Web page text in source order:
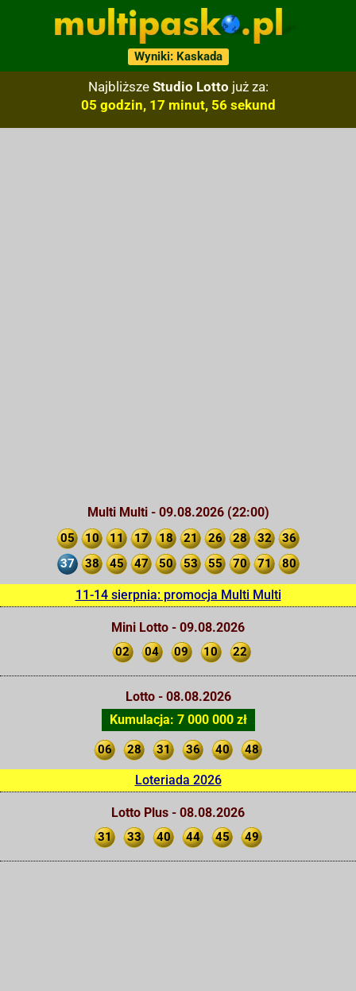
Wyniki: Kaskada
Najbliższe Studio Lotto już za:
05 godzin, 17 minut, 55 sekund
Multi Multi - 09.08.2026 (22:00)
05 10 11 17 18 21 26 28 32
36
37
38 45 47 50 53 55 70 71 80
11-14 sierpnia: promocja Multi Multi
Mini Lotto - 09.08.2026
02 04 09 10 22
Lotto - 08.08.2026
Kumulacja: 7 000 000 zł
06 28 31 36 40 48
Loteriada 2026
Lotto Plus - 08.08.2026
31 33 40 44 45 49